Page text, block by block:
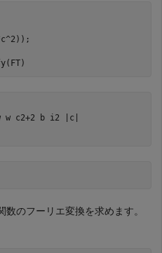
w c2+2 b i2 c
数のフーリエ変換を求めます。